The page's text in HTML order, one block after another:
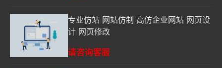
专业仿站 网站仿制 高仿企业网站 网页设
计 网页修改
请咨询客服